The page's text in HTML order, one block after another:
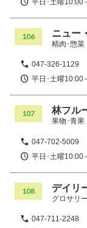
平日･土曜
106 ニュー
精肉･惣菜
047-326-1129
平日･土曜
107 林フル
果物･青果
047-702-5009
平日･土曜
108 デイリ
グロサリー
047-711-2248